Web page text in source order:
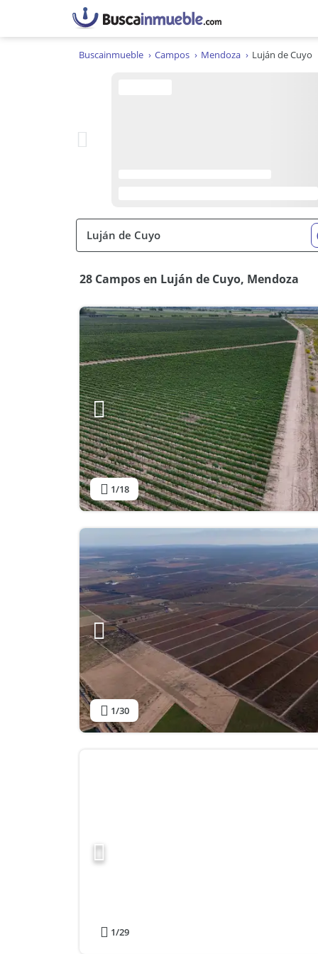
Buscainmueble Campos Mendoza Luján de Cuyo
28 Campos en Luján de Cuyo, Mendoza
1/18
1/30
1/29